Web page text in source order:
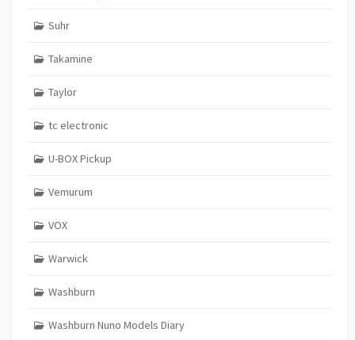
Suhr
Takamine
Taylor
tc electronic
U-BOX Pickup
Vemurum
VOX
Warwick
Washburn
Washburn Nuno Models Diary